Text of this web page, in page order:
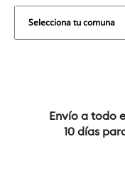
Envío a todo
10 días